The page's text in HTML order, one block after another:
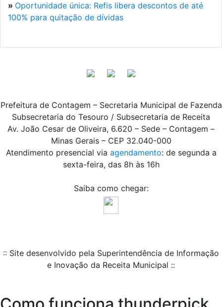
» Oportunidade única: Refis libera descontos de até
100% para quitação de dívidas
Prefeitura de Contagem – Secretaria Municipal de Fazenda
Subsecretaria do Tesouro / Subsecretaria de Receita
Av. João Cesar de Oliveira, 6.620 – Sede – Contagem –
Minas Gerais – CEP 32.040-000
Atendimento presencial via agendamento: de segunda a
sexta-feira, das 8h às 16h
Saiba como chegar:
:: Site desenvolvido pela Superintendência de Informação
e Inovação da Receita Municipal ::